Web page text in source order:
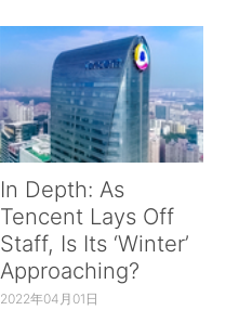
In Depth: As
Tencent Lays Off
Staff, Is Its ‘Winter’
Approaching?
2022年04月01日